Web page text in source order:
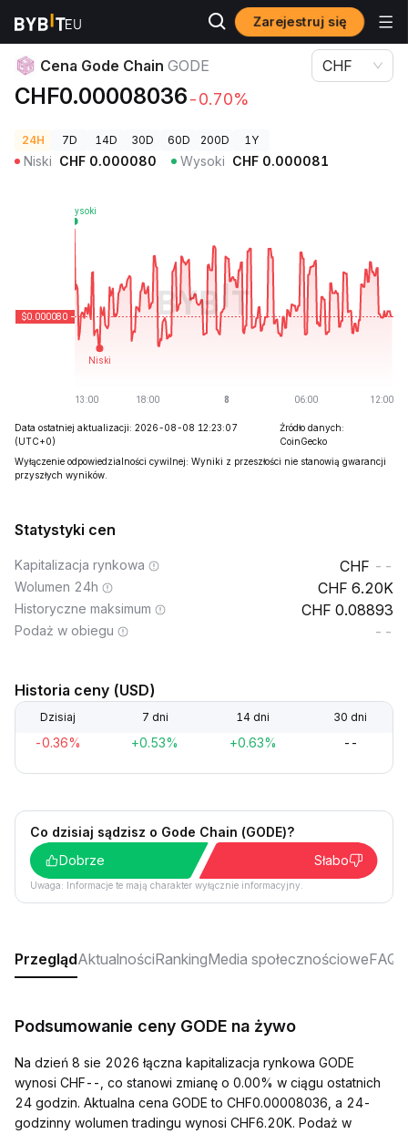
Zarejestruj się
Ceny kryptowalut Cena Gode Chain GODE
Cena Gode Chain GODE
CHF0.00008036-0.70%
CHF
24H 7D 14D 30D 60D 200D 1Y
Niski CHF 0.000080 Wysoki CHF 0.000081
Data ostatniej aktualizacji: 2026-08-08 12:23:07
(UTC+0)
Źródło danych:
CoinGecko
Wyłączenie odpowiedzialności cywilnej: Wyniki z przeszłości nie stanowią gwarancji
przyszłych wyników.
Statystyki cen
Kapitalizacja rynkowa --
Wolumen 24h 6.20K
Historyczne maksimum 0.08893
Podaż w obiegu --
Historia ceny (USD)
Dzisiaj 7 dni 14 dni 30 dni
-0.36% +0.53% +0.63% --
Co dzisiaj sądzisz o Gode Chain (GODE)?
Dobrze
Słabo
Uwaga: Informacje te mają charakter wyłącznie informacyjny.
PrzeglądAktualnościRankingMedia społecznościoweFAQ
Podsumowanie ceny GODE na żywo
Na dzień 8 sie 2026 łączna kapitalizacja rynkowa GODE
wynosi CHF--, co stanowi zmianę o 0.00% w ciągu ostatnich
24 godzin. Aktualna cena GODE to CHF0.00008036, a 24-
godzinny wolumen tradingu wynosi CHF6.20K. Podaż w